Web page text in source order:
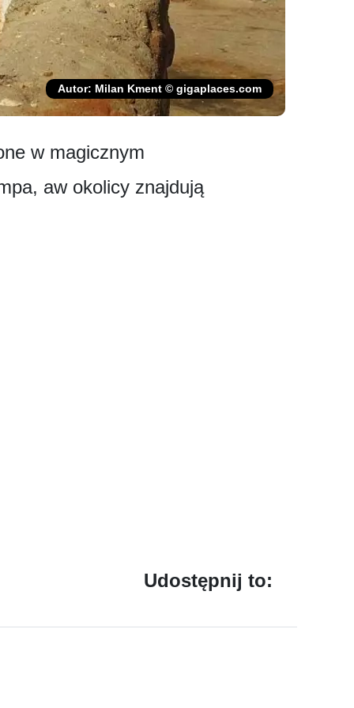
Autor: Milan Kment © gigaplaces.com
w magicznym
aw okolicy znajdują
Udostępnij to: